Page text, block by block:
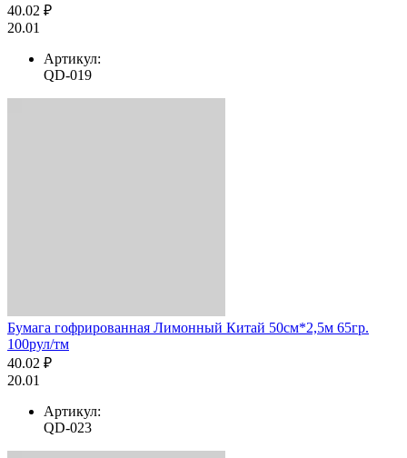
40.02 ₽
20.01
Артикул:
QD-019
Бумага гофрированная Лимонный Китай 50см*2,5м 65гр.
100рул/тм
40.02 ₽
20.01
Артикул:
QD-023